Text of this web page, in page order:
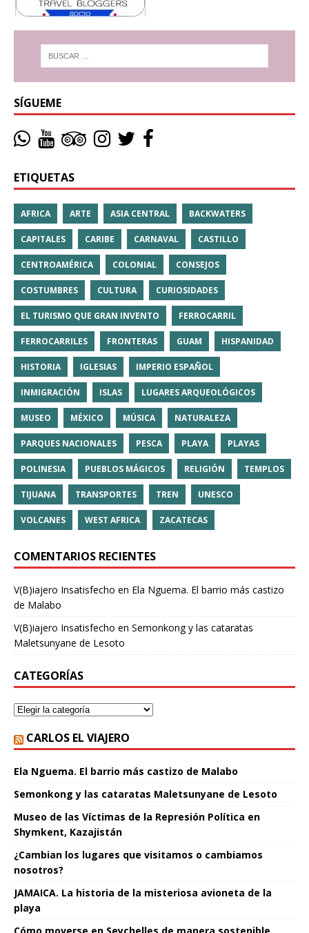
SÍGUEME
ETIQUETAS
AFRICA ARTE ASIA CENTRAL BACKWATERS
CAPITALES CARIBE CARNAVAL CASTILLO
CENTROAMÉRICA COLONIAL CONSEJOS
COSTUMBRES CULTURA CURIOSIDADES
EL TURISMO QUE GRAN INVENTO FERROCARRIL
FERROCARRILES FRONTERAS GUAM HISPANIDAD
HISTORIA IGLESIAS IMPERIO ESPAÑOL
INMIGRACIÓN ISLAS LUGARES ARQUEOLÓGICOS
MUSEO MÉXICO MÚSICA NATURALEZA
PARQUES NACIONALES PESCA PLAYA PLAYAS
POLINESIA PUEBLOS MÁGICOS RELIGIÓN TEMPLOS
TIJUANA TRANSPORTES TREN UNESCO
VOLCANES WEST AFRICA ZACATECAS
COMENTARIOS RECIENTES
V(B)iajero Insatisfecho en Ela Nguema. El barrio más castizo
de Malabo
V(B)iajero Insatisfecho en Semonkong y las cataratas
Maletsunyane de Lesoto
CATEGORÍAS
CARLOS EL VIAJERO
Ela Nguema. El barrio más castizo de Malabo
Semonkong y las cataratas Maletsunyane de Lesoto
Museo de las Víctimas de la Represión Política en
Shymkent, Kazajistán
¿Cambian los lugares que visitamos o cambiamos
nosotros?
JAMAICA. La historia de la misteriosa avioneta de la
playa